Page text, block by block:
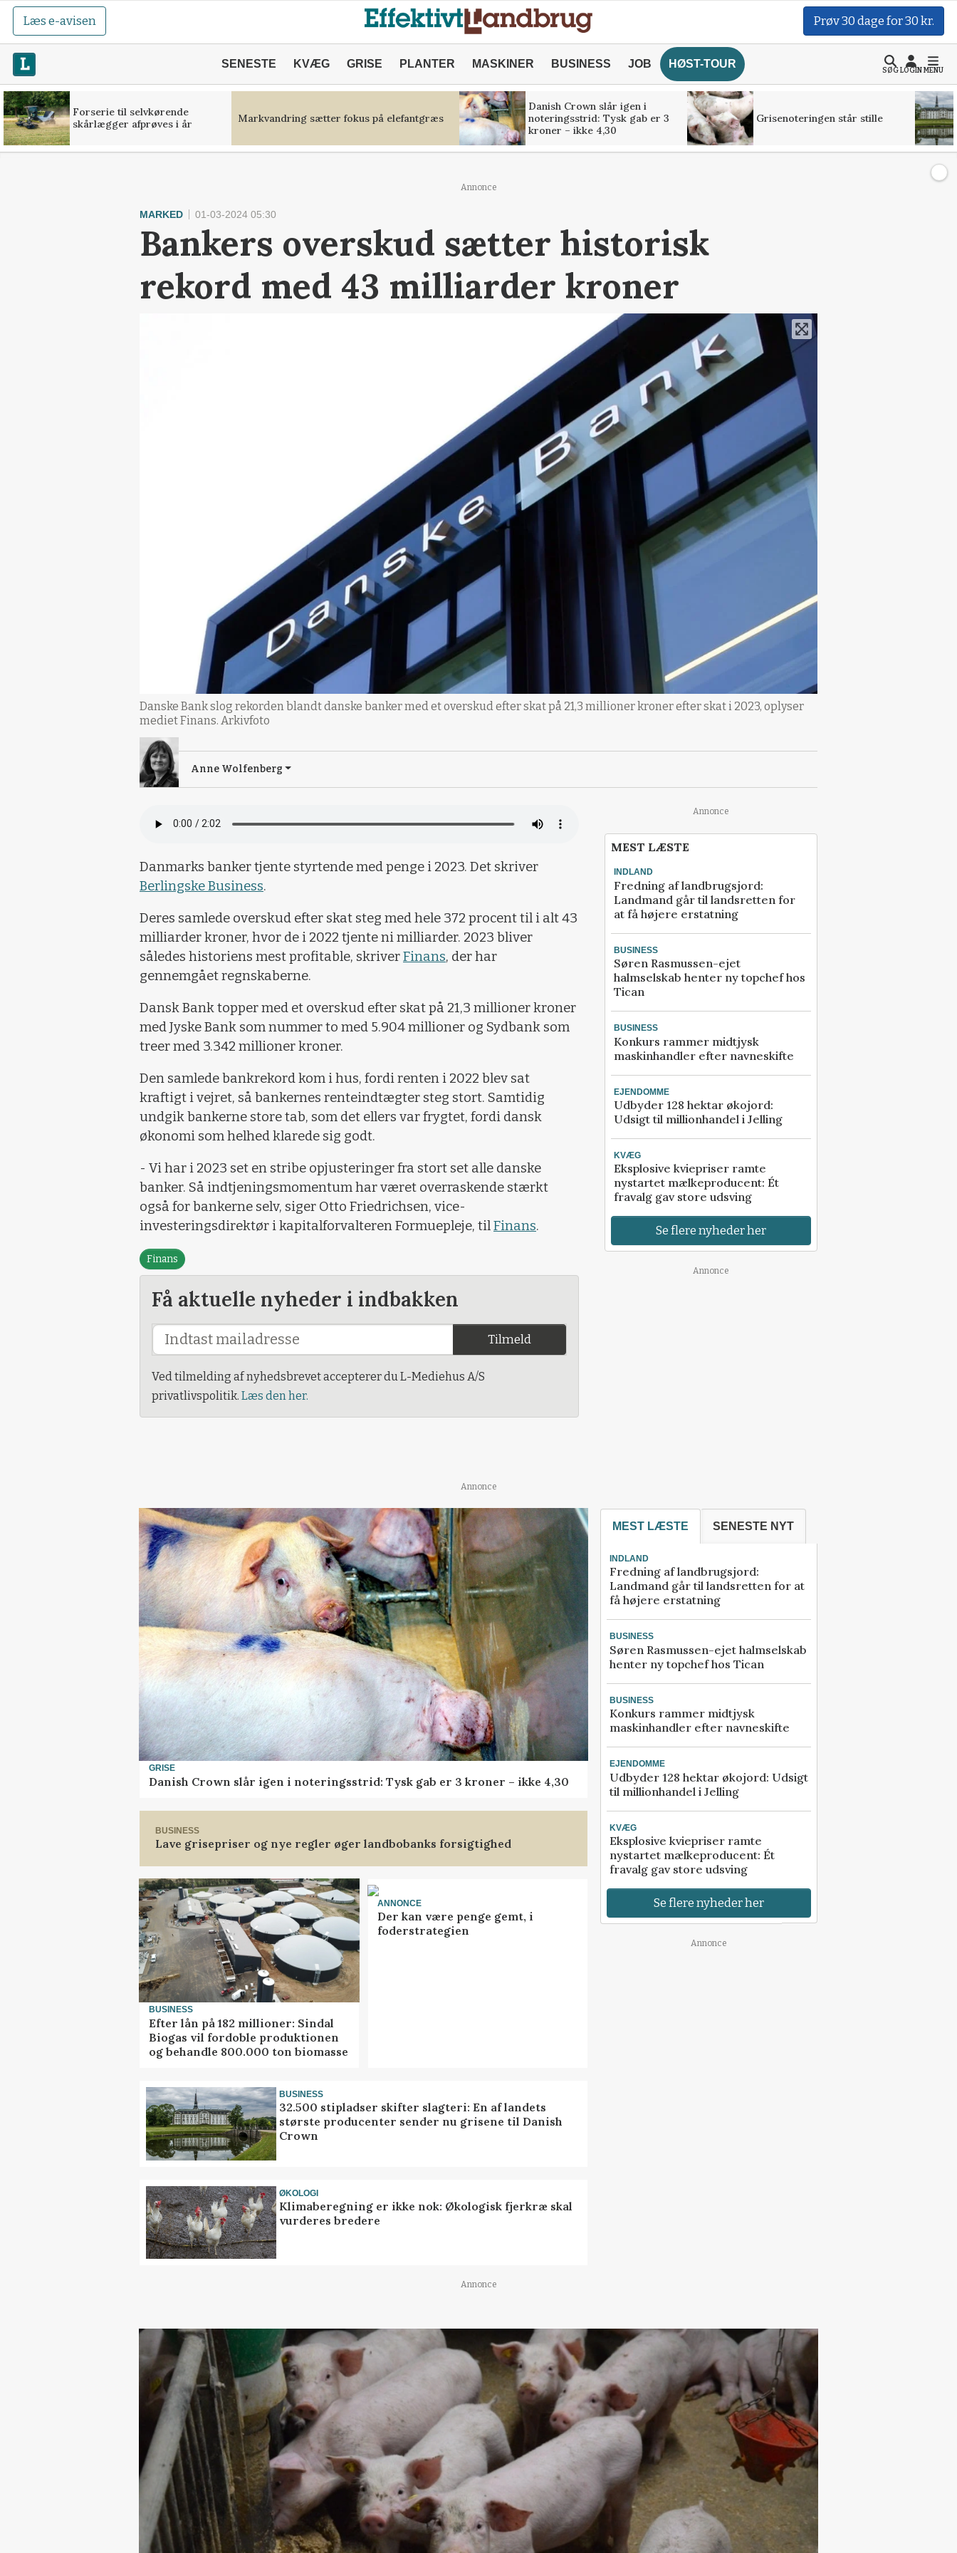
Læs e-avisen Prøv 30 dage for 30 kr.
SENESTE KVÆG GRISE PLANTER MASKINER BUSINESS JOB HØST-TOUR
SØGLOGINMENU
Forserie til selvkørende
skårlægger afprøves i år
Markvandring sætter fokus på elefantgræs
Danish Crown slår igen i
noteringsstrid: Tysk gab er 3
kroner – ikke 4,30
Grisenoteringen står stille
Annonce
MARKED 01-03-2024 05:30
Bankers overskud sætter historisk
rekord med 43 milliarder kroner
Danske Bank slog rekorden blandt danske banker med et overskud efter skat på 21,3 millioner kroner efter skat i 2023, oplyser
mediet Finans. Arkivfoto
Anne Wolfenberg
Danmarks banker tjente styrtende med penge i 2023. Det skriver
Berlingske Business.
Deres samlede overskud efter skat steg med hele 372 procent til i alt 43
milliarder kroner, hvor de i 2022 tjente ni milliarder. 2023 bliver
således historiens mest profitable, skriverFinans, der har
gennemgået regnskaberne.
Dansk Bank topper med et overskud efter skat på 21,3 millioner kroner
med Jyske Bank som nummer to med 5.904 millioner og Sydbank som
treer med 3.342 millioner kroner.
Den samlede bankrekord kom i hus, fordi renten i 2022 blev sat
kraftigt i vejret, så bankernes renteindtægter steg stort. Samtidig
undgik bankerne store tab, som det ellers var frygtet, fordi dansk
økonomi som helhed klarede sig godt.
- Vi har i 2023 set en stribe opjusteringer fra stort set alle danske
banker. Så indtjeningsmomentum har været overraskende stærkt
også for bankerne selv, siger Otto Friedrichsen, vice-
investeringsdirektør i kapitalforvalteren Formuepleje, tilFinans.
Finans
Få aktuelle nyheder i indbakken
Tilmeld
Ved tilmelding af nyhedsbrevet accepterer du L-Mediehus A/S
privatlivspolitik. Læs den her.
Annonce
MEST LÆSTE
INDLAND
Fredning af landbrugsjord:
Landmand går til landsretten for
at få højere erstatning
BUSINESS
Søren Rasmussen-ejet
halmselskab henter ny topchef hos
Tican
BUSINESS
Konkurs rammer midtjysk
maskinhandler efter navneskifte
EJENDOMME
Udbyder 128 hektar økojord:
Udsigt til millionhandel i Jelling
KVÆG
Eksplosive kviepriser ramte
nystartet mælkeproducent: Ét
fravalg gav store udsving
Se flere nyheder her
Annonce
Annonce
GRISE
Danish Crown slår igen i noteringsstrid: Tysk gab er 3 kroner – ikke 4,30
BUSINESS
Lave grisepriser og nye regler øger landbobanks forsigtighed
BUSINESS
Efter lån på 182 millioner: Sindal
Biogas vil fordoble produktionen
og behandle 800.000 ton biomasse
ANNONCE
Der kan være penge gemt, i
foderstrategien
BUSINESS
32.500 stipladser skifter slagteri: En af landets
største producenter sender nu grisene til Danish
Crown
ØKOLOGI
Klimaberegning er ikke nok: Økologisk fjerkræ skal
vurderes bredere
MEST LÆSTE SENESTE NYT
INDLAND
Fredning af landbrugsjord:
Landmand går til landsretten for at
få højere erstatning
BUSINESS
Søren Rasmussen-ejet halmselskab
henter ny topchef hos Tican
BUSINESS
Konkurs rammer midtjysk
maskinhandler efter navneskifte
EJENDOMME
Udbyder 128 hektar økojord: Udsigt
til millionhandel i Jelling
KVÆG
Eksplosive kviepriser ramte
nystartet mælkeproducent: Ét
fravalg gav store udsving
Se flere nyheder her
Annonce
Annonce